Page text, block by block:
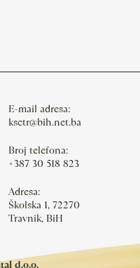
E-mail adresa:
ksctr@bih.net.ba
Broj telefona:
+387 30 518 823
Adresa:
Školska 1, 72270
Travnik, BiH
d.o.o.